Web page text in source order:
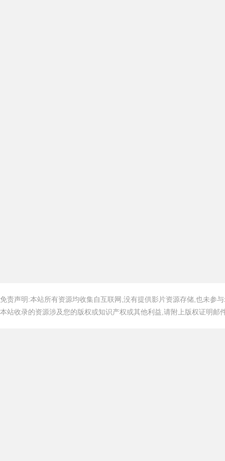
免责声明:本站所有资源均收集自互联网,没有提供影片资源存储,也未参
本站收录的资源涉及您的版权或知识产权或其他利益,请附上版权证明